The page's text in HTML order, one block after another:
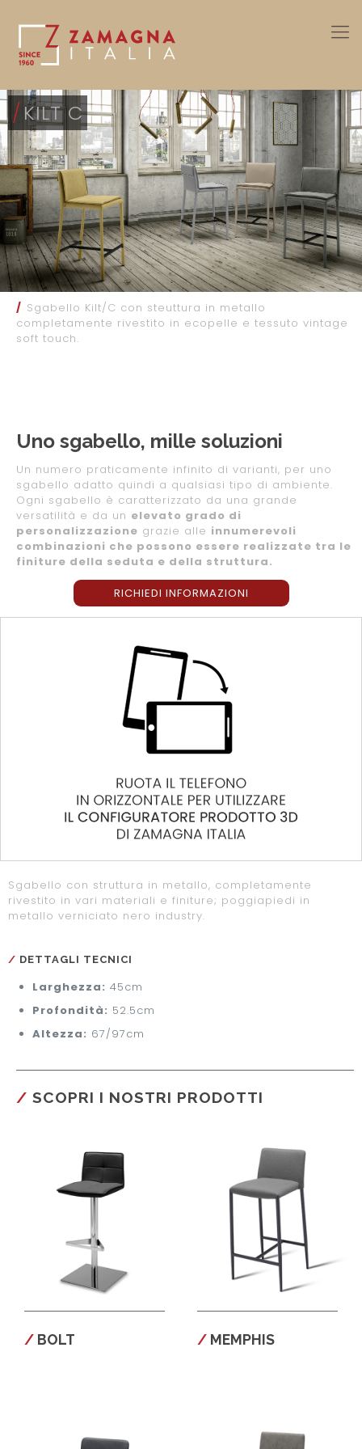
/ KILT C
/ Sgabello Kilt/C con steuttura in metallo
completamente rivestito in ecopelle e tessuto vintage
soft touch.
Uno sgabello, mille soluzioni
Un numero praticamente infinito di varianti, per uno
sgabello adatto quindi a qualsiasi tipo di ambiente.
Ogni sgabello è caratterizzato da una grande
versatilità e da un elevato grado di
personalizzazione grazie alle innumerevoli
combinazioni che possono essere realizzate tra le
finiture della seduta e della struttura.
RICHIEDI INFORMAZIONI
Sgabello con struttura in metallo, completamente
rivestito in vari materiali e finiture; poggiapiedi in
metallo verniciato nero industry.
DETTAGLI TECNICI
Larghezza: 45cm
Profondità: 52.5cm
Altezza: 67/97cm
SCOPRI I NOSTRI PRODOTTI
BOLT MEMPHIS